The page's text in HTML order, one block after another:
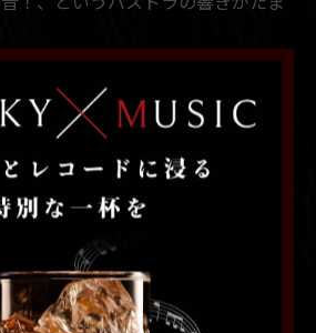
指したものの再現が難しかった音で
しております。